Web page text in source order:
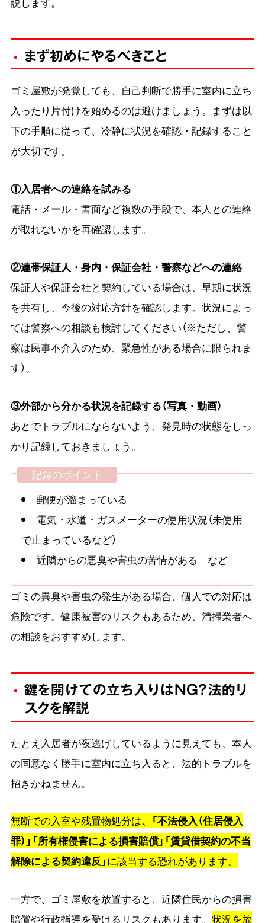
まず初めにやるべきこと
ゴミ屋敷が発覚しても、自己判断で勝手に室内に立ち
入ったり片付けを始めるのは避けましょう。まずは以
下の手順に従って、冷静に状況を確認・記録すること
が大切です。
①入居者への連絡を試みる
電話・メール・書面など複数の手段で、本人との連絡
が取れないかを再確認します。
②連帯保証人・身内・保証会社・警察などへの連絡
保証人や保証会社と契約している場合は、早期に状況
を共有し、今後の対応方針を確認します。状況によっ
ては警察への相談も検討してください（※ただし、警
察は民事不介入のため、緊急性がある場合に限られま
す）。
③外部から分かる状況を記録する（写真・動画）
あとでトラブルにならないよう、発見時の状態をしっ
かり記録しておきましょう。
記録のポイント
郵便が溜まっている
電気・水道・ガスメーターの使用状況（未使用
で止まっているなど）
近隣からの悪臭や害虫の苦情がある など
ゴミの異臭や害虫の発生がある場合、個人での対応は
危険です。健康被害のリスクもあるため、清掃業者へ
の相談をおすすめします。
鍵を開けての立ち入りはNG？法的リ
スクを解説
たとえ入居者が夜逃げしているように見えても、本人
の同意なく勝手に室内に立ち入ると、法的トラブルを
招きかねません。
無断での入室や残置物処分は、「不法侵入（住居侵入
罪）」「所有権侵害による損害賠償」「賃貸借契約の不当
解除による契約違反」に該当する恐れがあります。
一方で、ゴミ屋敷を放置すると、近隣住民からの損害
賠償や行政指導を受けるリスクもあります。 状況を放